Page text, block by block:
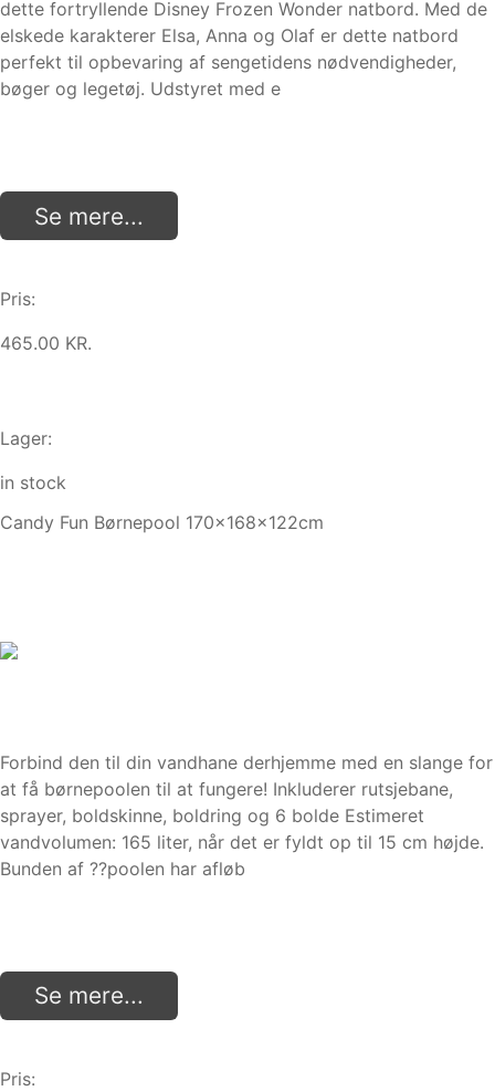
dette fortryllende Disney Frozen Wonder natbord. Med de
elskede karakterer Elsa, Anna og Olaf er dette natbord
perfekt til opbevaring af sengetidens nødvendigheder,
bøger og legetøj. Udstyret med e
Se mere...
Pris:
465.00 KR.
Lager:
in stock
Candy Fun Børnepool 170x168x122cm
Forbind den til din vandhane derhjemme med en slange for
at få børnepoolen til at fungere! Inkluderer rutsjebane,
sprayer, boldskinne, boldring og 6 bolde Estimeret
vandvolumen: 165 liter, når det er fyldt op til 15 cm højde.
Bunden af ??poolen har afløb
Se mere...
Pris: